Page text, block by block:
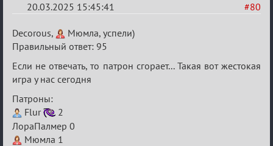
#80
20.03.2025 15:45:41
Re:
Биатлон
№50
Decorous,
Мюмла, успели)
Правильный ответ: 95
Если не отвечать, то патрон сгорает... Такая вот жестокая
игра у нас сегодня
Патроны:
Flur
2
ЛораПалмер 0
Мюмла 1